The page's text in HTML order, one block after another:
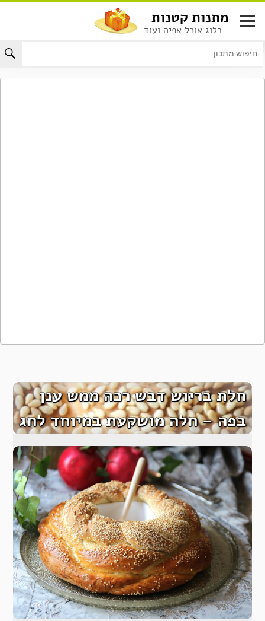
לתוכן
מתנות קטנות
בלוג אוכל אפיה ועוד
חלת בריוש דבש רכה ממש ענן
בפה – חלה מושקעת במיוחד לחג